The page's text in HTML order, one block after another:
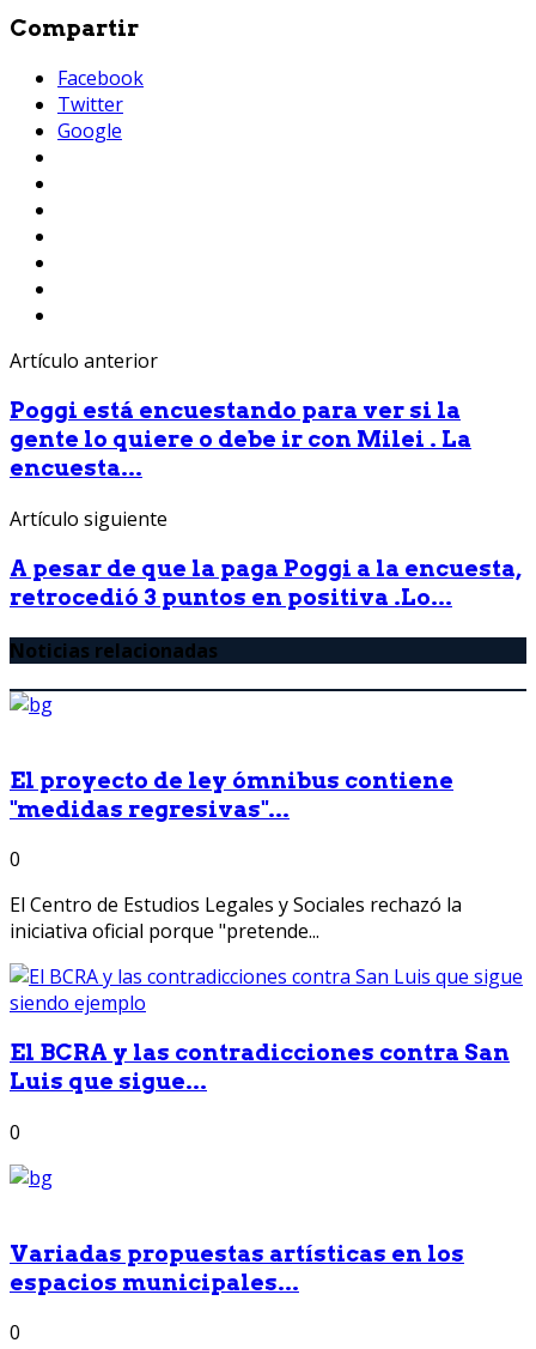
Compartir
Facebook
Twitter
Google
Artículo anterior
Poggi está encuestando para ver si la
gente lo quiere o debe ir con Milei . La
encuesta...
Artículo siguiente
A pesar de que la paga Poggi a la encuesta,
retrocedió 3 puntos en positiva .Lo...
Noticias relacionadas
El proyecto de ley ómnibus contiene
"medidas regresivas"...
0
El Centro de Estudios Legales y Sociales rechazó la
iniciativa oficial porque "pretende...
El BCRA y las contradicciones contra San
Luis que sigue...
0
Variadas propuestas artísticas en los
espacios municipales...
0